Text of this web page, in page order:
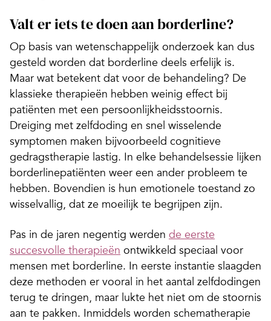
Valt er iets te doen aan borderline?
Op basis van wetenschappelijk onderzoek kan dus
gesteld worden dat borderline deels erfelijk is.
Maar wat betekent dat voor de behandeling? De
klassieke therapieën hebben weinig effect bij
patiënten met een persoonlijkheidsstoornis.
Dreiging met zelfdoding en snel wisselende
symptomen maken bijvoorbeeld cognitieve
gedragstherapie lastig. In elke behandelsessie lijken
­borderlinepatiënten weer een ander probleem te
hebben. Bovendien is hun emotionele toestand zo
wisselvallig, dat ze moeilijk te begrijpen zijn.
Pas in de jaren negentig werden de eerste
succesvolle therapieën ontwikkeld speciaal voor
mensen met borderline. In eerste instantie slaagden
deze methoden er vooral in het aantal zelfdodingen
terug te dringen, maar lukte het niet om de stoornis
aan te pakken. Inmiddels worden schematherapie